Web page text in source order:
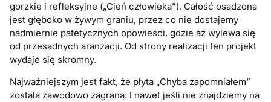
gorzkie i refleksyjne („Cień człowieka”). Całość osadzona
jest głęboko w żywym graniu, przez co nie dostajemy
nadmiernie patetycznych opowieści, gdzie aż wylewa się
od przesadnych aranżacji. Od strony realizacji ten projekt
wydaje się skromny.
Najważniejszym jest fakt, że płyta „Chyba zapomniałem”
została zawodowo zagrana. I nawet jeśli nie znajdziemy na